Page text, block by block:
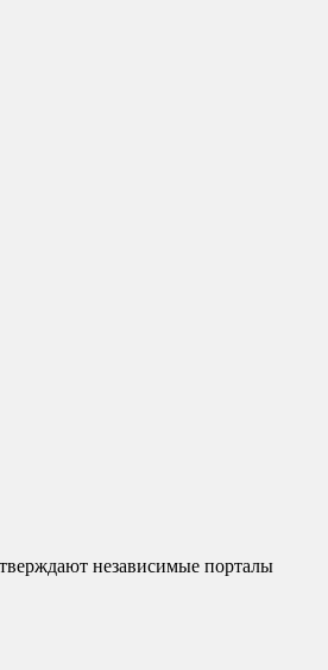
независимые порталы